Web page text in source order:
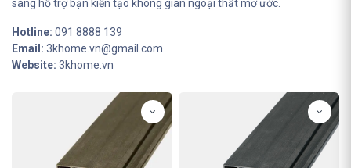
sàng hỗ trợ bạn kiến tạo không gian ngoại thất mơ ước.
Hotline: 091 8888 139
Email: 3khome.vn@gmail.com
Website: 3khome.vn